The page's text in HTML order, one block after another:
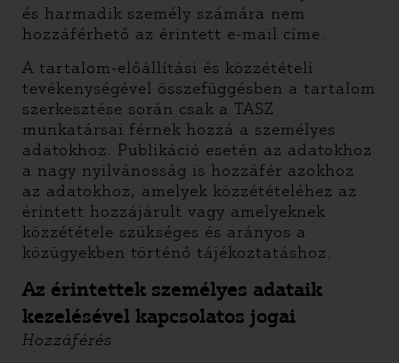
és harmadik személy számára nem
hozzáférhető az érintett e-mail címe.
A tartalom-előállítási és közzétételi
tevékenységével összefüggésben a tartalom
szerkesztése során csak a TASZ
munkatársai férnek hozzá a személyes
adatokhoz. Publikáció esetén az adatokhoz
a nagy nyilvánosság is hozzáfér azokhoz
az adatokhoz, amelyek közzétételéhez az
érintett hozzájárult vagy amelyeknek
közzététele szükséges és arányos a
közügyekben történő tájékoztatáshoz.
Az érintettek személyes adataik
kezelésével kapcsolatos jogai
Hozzáférés